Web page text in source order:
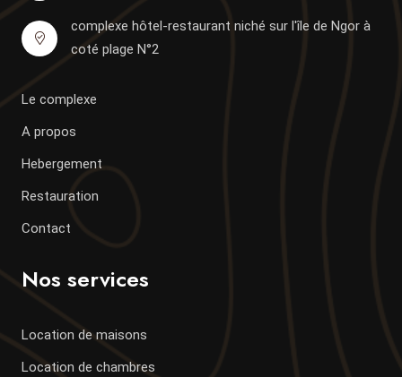
complexe hôtel-restaurant niché sur l'île de Ngor à
coté plage N°2
Le complexe
A propos
Hebergement
Restauration
Contact
Nos services
Location de maisons
Location de chambres